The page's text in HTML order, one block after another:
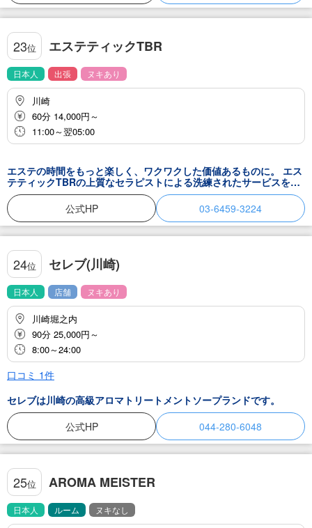
23位 エステティックTBR
日本人 出張 ヌキあり
川崎
60分 14,000円～
11:00～翌05:00
エステの時間をもっと楽しく、ワクワクした価値あるものに。 エス
テティックTBRの上質なセラピストによる洗練されたサービスをぜ
ひこの機会にお得にご堪能下さいませ。
公式HP
03-6459-3224
24位 セレブ(川崎)
日本人 店舗 ヌキあり
川崎堀之内
90分 25,000円～
8:00～24:00
口コミ 1件
セレブは川崎の高級アロマトリートメントソープランドです。
公式HP
044-280-6048
25位 AROMA MEISTER
日本人 ルーム ヌキなし